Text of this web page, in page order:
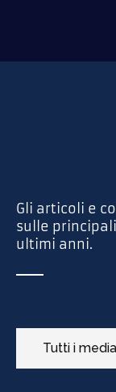
Gli articoli e
sulle
ultimi anni.
Tutti i media